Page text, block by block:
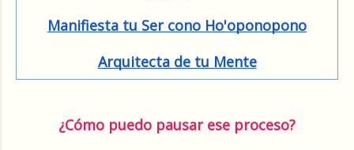
Manifiesta tu Ser cono Ho'oponopono
Arquitecta de tu Mente
¿Cómo puedo pausar ese proceso?